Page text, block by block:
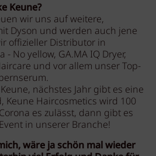
Keune?
wir uns auf weitere,
Dyson und werden auch jene
offizieller Distributor in
No yellow, GA.MA IQ Dryer,
und vor allem unser Top-
nächstes Jahr gibt es eine
Keune Haircosmetics wird 100
es zulässt, dann gibt es
in unserer Branche!
wäre ja schön mal wieder